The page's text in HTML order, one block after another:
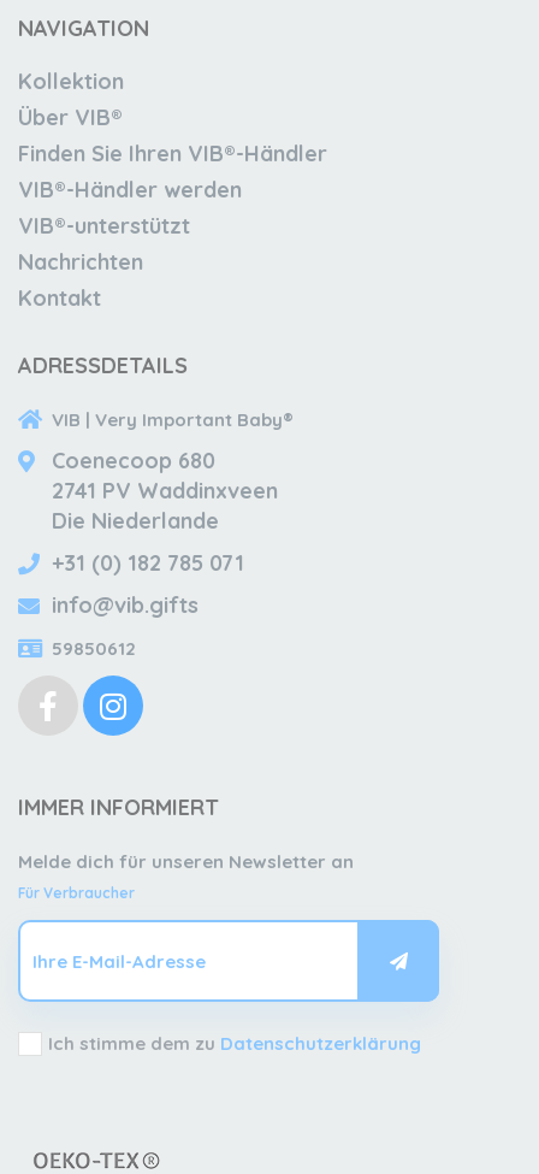
NAVIGATION
Kollektion
Über VIB®
Finden Sie Ihren VIB®-Händler
VIB®-Händler werden
VIB®-unterstützt
Nachrichten
Kontakt
ADRESSDETAILS
VIB | Very Important Baby®
Coenecoop 680
2741 PV Waddinxveen
Die Niederlande
+31 (0) 182 785 071
info@vib.gifts
59850612
IMMER INFORMIERT
Melde dich für unseren Newsletter an
Für Verbraucher
Ich stimme dem zu Datenschutzerklärung